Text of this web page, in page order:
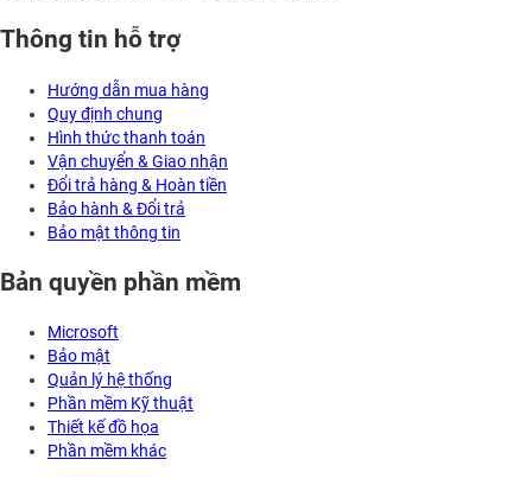
Thông tin hỗ trợ
Hướng dẫn mua hàng
Quy định chung
Hình thức thanh toán
Vận chuyển & Giao nhận
Đổi trả hàng & Hoàn tiền
Bảo hành & Đổi trả
Bảo mật thông tin
Bản quyền phần mềm
Microsoft
Bảo mật
Quản lý hệ thống
Phần mềm Kỹ thuật
Thiết kế đồ họa
Phần mềm khác